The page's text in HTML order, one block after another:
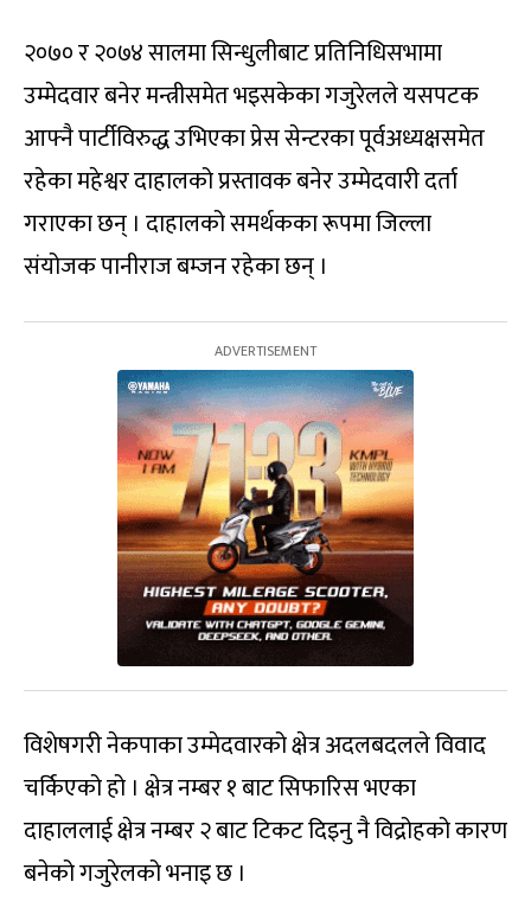
२०७० र २०७४ सालमा सिन्धुलीबाट प्रतिनिधिसभामा
उम्मेदवार बनेर मन्त्रीसमेत भइसकेका गजुरेलले यसपटक
आफ्नै पार्टीविरुद्ध उभिएका प्रेस सेन्टरका पूर्वअध्यक्षसमेत
रहेका महेश्वर दाहालको प्रस्तावक बनेर उम्मेदवारी दर्ता
गराएका छन् । दाहालको समर्थकका रूपमा जिल्ला
संयोजक पानीराज बम्जन रहेका छन् ।
विशेषगरी नेकपाका उम्मेदवारको क्षेत्र अदलबदलले विवाद
चर्किएको हो । क्षेत्र नम्बर १ बाट सिफारिस भएका
दाहाललाई क्षेत्र नम्बर २ बाट टिकट दिइनु नै विद्रोहको कारण
बनेको गजुरेलको भनाइ छ ।